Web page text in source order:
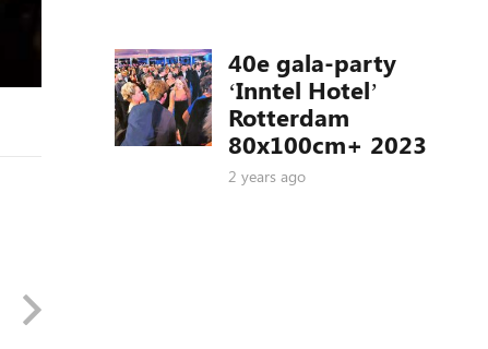
40e gala-party
‘Inntel Hotel’
Rotterdam
80x100cm+ 2023
2 years ago